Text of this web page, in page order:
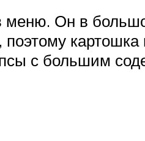
меню. Он в
картошка
с большим